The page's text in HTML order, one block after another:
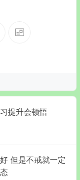
提升会顿悟
但是不戒就一定